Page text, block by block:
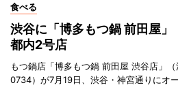
食べる
渋谷に「博多もつ鍋 前田屋
都内2号店
もつ鍋店「博多もつ鍋 前田屋 渋谷店」
0734）が7月19日、渋谷・神宮通りにオー